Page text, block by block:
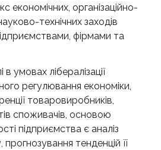
економічних, організаційно-
технічних заходів
фірмами та
умовах лібералізації
регулювання економіки,
товаровиробників,
споживачів, основою
підприємства є аналіз
тенденцій її